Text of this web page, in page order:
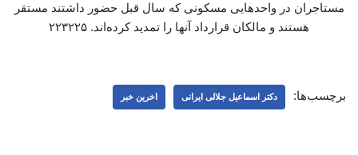
مستاجران در واحدهایی مسکونی که سال قبل حضور داشتند مستقر
هستند و مالکان قرارداد آنها را تمدید کرده‌اند. ۲۲۳۲۲۵
برچسب‌ها: دکتر اسماعیل جلالی ایرانی اخرین خبر